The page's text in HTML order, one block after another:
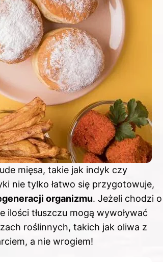
mięsa, takie jak indyk czy
nie tylko łatwo się przygotowuje,
organizmu. Jeżeli chodzi o
tłuszczu mogą wywoływać
roślinnych, takich jak oliwa z
a nie wrogiem!